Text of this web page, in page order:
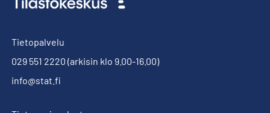
Tietopalvelu
029 551 2220 (arkisin klo 9.00-16.00)
info@stat.fi